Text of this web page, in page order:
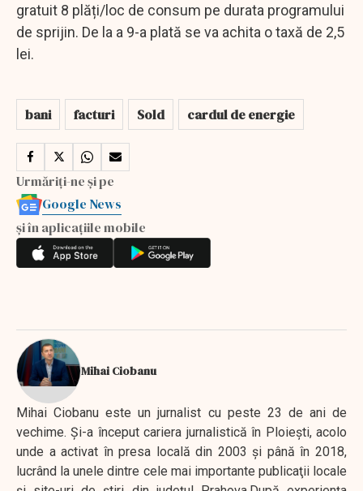
gratuit 8 plăți/loc de consum pe durata programului
de sprijin. De la a 9-a plată se va achita o taxă de 2,5
lei.
bani facturi Sold cardul de energie
Urmăriți-ne și pe
Google News
și în aplicațiile mobile
Mihai Ciobanu
Mihai Ciobanu este un jurnalist cu peste 23 de ani de
vechime. Şi-a început cariera jurnalistică în Ploieşti, acolo
unde a activat în presa locală din 2003 şi până în 2018,
lucrând la unele dintre cele mai importante publicaţii locale